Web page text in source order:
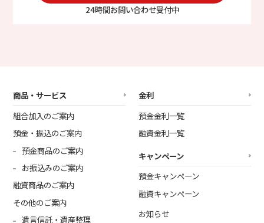
24時間お問い合わせ受付中
商品・サービス
組合加入のご案内
預金・振込のご案内
預金商品のご案内
お振込みのご案内
融資商品のご案内
その他のご案内
遺言信託・遺産整理
金利
預金金利一覧
融資金利一覧
キャンペーン
預金キャンペーン
融資キャンペーン
お知らせ